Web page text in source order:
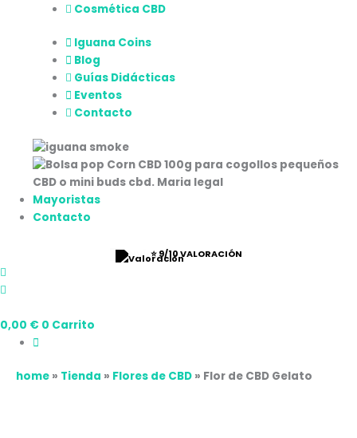
Cosmética CBD
Iguana Coins
Blog
Guías Didácticas
Eventos
Contacto
Mayoristas
Contacto
⭐ 9/10 VALORACIÓN
0,00 € 0 Carrito
home » Tienda » Flores de CBD » Flor de CBD Gelato